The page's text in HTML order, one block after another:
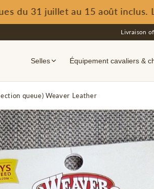
31 juillet au 15 août inclus.
Livraison
Selles Équipement cavaliers &
queue) Weaver Leather